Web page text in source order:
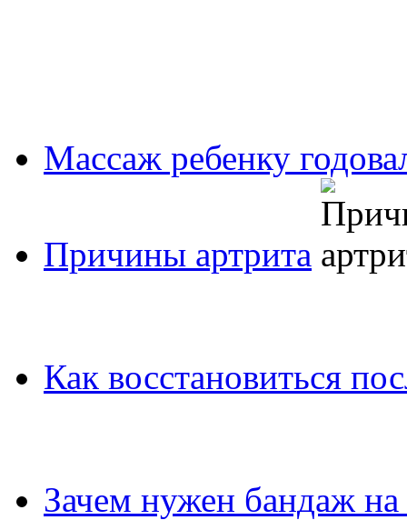
Массаж ребенку
Причины артрита
Как восстановиться
Зачем нужен бандаж на